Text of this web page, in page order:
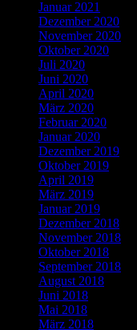
Januar 2021
Dezember 2020
November 2020
Oktober 2020
Juli 2020
Juni 2020
April 2020
März 2020
Februar 2020
Januar 2020
Dezember 2019
Oktober 2019
April 2019
März 2019
Januar 2019
Dezember 2018
November 2018
Oktober 2018
September 2018
August 2018
Juni 2018
Mai 2018
März 2018